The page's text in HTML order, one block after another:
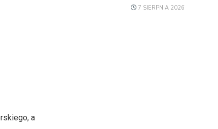
a
7 SIERPNIA 2026